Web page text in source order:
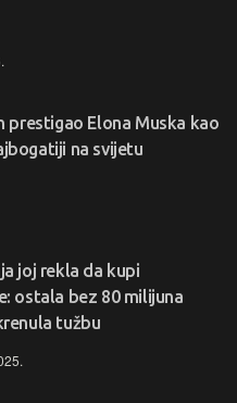
prestigao Elona Muska kao
na svijetu
joj rekla da kupi
ostala bez 80 milijuna
tužbu